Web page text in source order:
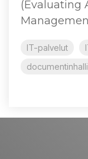
(Evaluating
IT-palvelut